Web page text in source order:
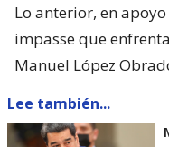
Lo anterior, en
impasse que
Manuel López
Lee también...